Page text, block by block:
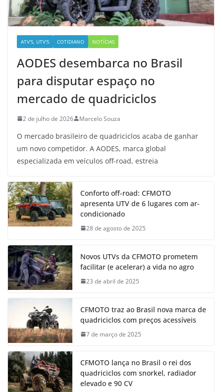
ATV'S, UTV'S COTIDIANO NOTÍCIAS
AODES desembarca no Brasil
para disputar espaço no
mercado de quadriciclos
2 de julho de 2026 Marcelo Souza
O mercado brasileiro de quadriciclos acaba de ganhar
um novo competidor. A AODES, marca global
especializada em veículos off-road, estreia
Conforto off-road: CFMOTO
apresenta UTV de 6 lugares com ar-
condicionado
28 de agosto de 2025
Novos UTVs da CFMOTO prometem
facilitar (e acelerar) a vida no agro
23 de abril de 2025
CFMOTO traz ao Brasil nova marca de
quadriciclos com preços acessíveis
7 de março de 2025
CFMOTO lança no Brasil o rei dos
quadriciclos com snorkel, radiador
elevado e 90 CV